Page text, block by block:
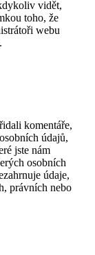
vidět,
toho, že
webu
komentáře,
údajů,
jste nám
osobních
údaje,
právních nebo